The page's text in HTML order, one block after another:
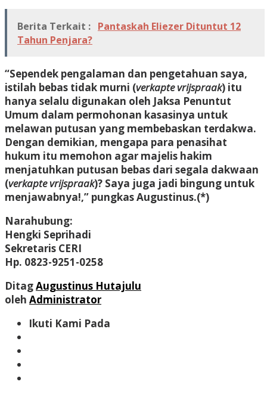
Berita Terkait : Pantaskah Eliezer Dituntut 12
Tahun Penjara?
“Sependek pengalaman dan pengetahuan saya,
istilah bebas tidak murni (verkapte vrijspraak) itu
hanya selalu digunakan oleh Jaksa Penuntut
Umum dalam permohonan kasasinya untuk
melawan putusan yang membebaskan terdakwa.
Dengan demikian, mengapa para penasihat
hukum itu memohon agar majelis hakim
menjatuhkan putusan bebas dari segala dakwaan
(verkapte vrijspraak)? Saya juga jadi bingung untuk
menjawabnya!,” pungkas Augustinus.(*)
Narahubung:
Hengki Seprihadi
Sekretaris CERI
Hp. 0823-9251-0258
DitagAugustinus Hutajulu
oleh Administrator
Ikuti Kami Pada